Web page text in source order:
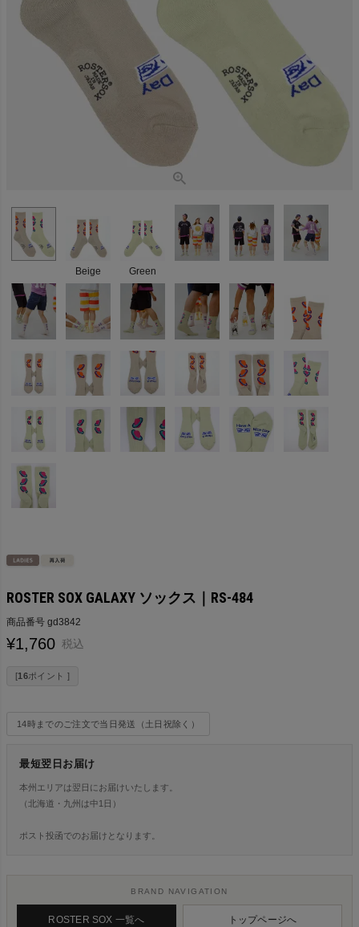
Beige Green
ROSTER SOX GALAXY ソックス｜RS-484
商品番号 gd3842
¥1,760 税込
[16ポイント ]
14時までのご注文で当日発送（土日祝除く）
最短翌日お届け
本州エリアは翌日にお届けいたします。
（北海道・九州は中1日）
ポスト投函でのお届けとなります。
BRAND NAVIGATION
ROSTER SOX 一覧へ トップページへ